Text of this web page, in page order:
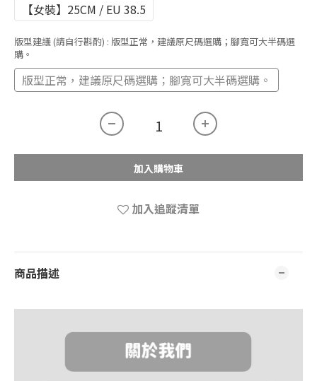
【女裝】25CM / EU 38.5
版型建議 (請自行斟酌) : 版型正常，建議原尺碼選購；腳寬可大半碼選
購。
版型正常，建議原尺碼選購；腳寬可大半碼選購。
加入購物車
加入追蹤清單
商品描述